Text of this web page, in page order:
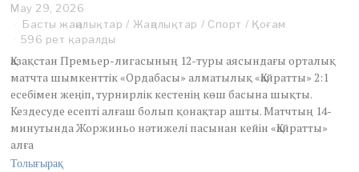
May 29, 2026
a
y
9
,
2
0
2
Басты жаңалықтар / Жаңалықтар / Спорт / Қоғам
596 рет қаралды
Қазақстан Премьер-лигасының 12-туры аясындағы орталық
матчта шымкенттік «Ордабасы» алматылық «Қайратты» 2:1
есебімен жеңіп, турнирлік кестенің көш басына шықты.
Кездесуде есепті алғаш болып қонақтар ашты. Матчтың 14-
минутында Жоржиньо нәтижелі пасынан кейін «Қайратты»
алға
Толығырақ